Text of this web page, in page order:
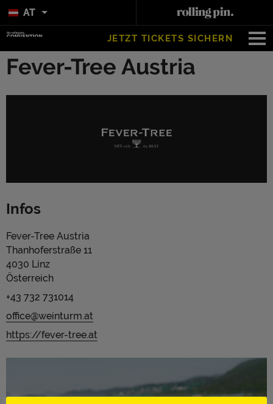
AT
JETZT TICKETS SICHERN
Fever-Tree Austria
Infos
Fever-Tree Austria
Thanhoferstraße 11
4030 Linz
Österreich
+43 732 731014
office@weinturm.at
https://fever-tree.at